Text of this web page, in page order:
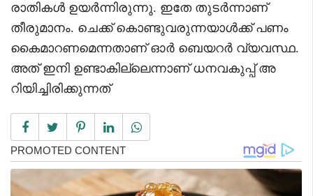
രാതികൾ ഉയർന്നിരുന്നു. ഇതേ തുടർന്നാണ്
തീരുമാനം. ചെക്ക് കൊണ്ടുവരുന്നയാൾക്ക് പണം
കൈമാറണമെന്നതാണ് ഓർ ബെയറർ വ്യവസ്ഥ.
അത് ഇനി ഉണ്ടാകില്ലെന്നാണ് ധനവകുപ്പ് അ
റിയിച്ചിരിക്കുന്നത്